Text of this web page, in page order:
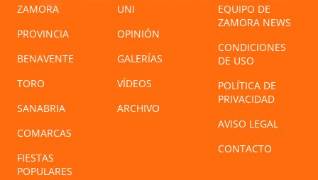
ZAMORA
PROVINCIA
BENAVENTE
TORO
SANABRIA
COMARCAS
FIESTAS
POPULARES
UNI
OPINIÓN
GALERÍAS
VÍDEOS
ARCHIVO
EQUIPO DE
ZAMORA NEWS
CONDICIONES
DE USO
POLÍTICA DE
PRIVACIDAD
AVISO LEGAL
CONTACTO